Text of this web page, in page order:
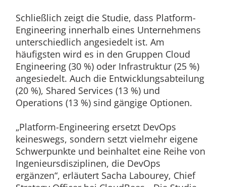
Schließlich zeigt die Studie, dass Platform-
Engineering innerhalb eines Unternehmens
unterschiedlich angesiedelt ist. Am
häufigsten wird es in den Gruppen Cloud
Engineering (30 %) oder Infrastruktur (25 %)
angesiedelt. Auch die Entwicklungsabteilung
(20 %), Shared Services (13 %) und
Operations (13 %) sind gängige Optionen.
„Platform-Engineering ersetzt DevOps
keineswegs, sondern setzt vielmehr eigene
Schwerpunkte und beinhaltet eine Reihe von
Ingenieursdisziplinen, die DevOps
ergänzen“, erläutert Sacha Labourey, Chief